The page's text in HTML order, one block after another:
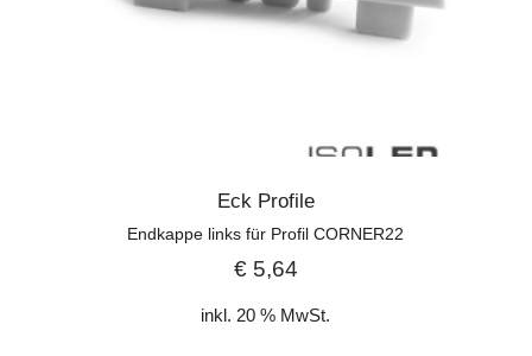
Eck Profile
Endkappe links für Profil CORNER22
€5,64
inkl. 20 % MwSt.